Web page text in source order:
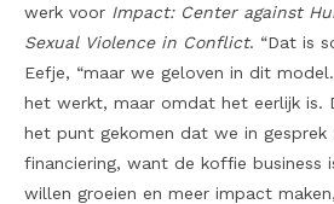
werk voor Impact: Center against
Sexual Violence in Conflict. “Dat is
Eefje, “maar we geloven in dit
het werkt, maar omdat het eerlijk is.
het punt gekomen dat we in gesprek
financiering, want de koffie business
willen groeien en meer impact